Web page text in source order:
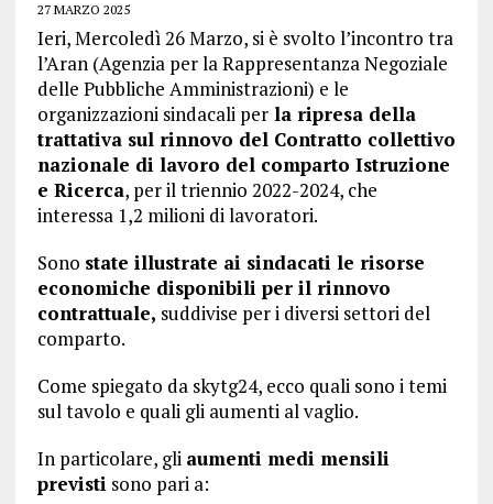
27 MARZO 2025
Ieri, Mercoledì 26 Marzo, si è svolto l’incontro tra
l’Aran (Agenzia per la Rappresentanza Negoziale
delle Pubbliche Amministrazioni) e le
organizzazioni sindacali perla ripresa della
trattativa sul rinnovo del Contratto collettivo
nazionale di lavoro del comparto Istruzione
e Ricerca, per il triennio 2022-2024, che
interessa 1,2 milioni di lavoratori.
Sono state illustrate ai sindacati le risorse
economiche disponibili per il rinnovo
contrattuale, suddivise per i diversi settori del
comparto.
Come spiegato da skytg24, ecco quali sono i temi
sul tavolo e quali gli aumenti al vaglio.
In particolare, gli aumenti medi mensili
previsti sono pari a: